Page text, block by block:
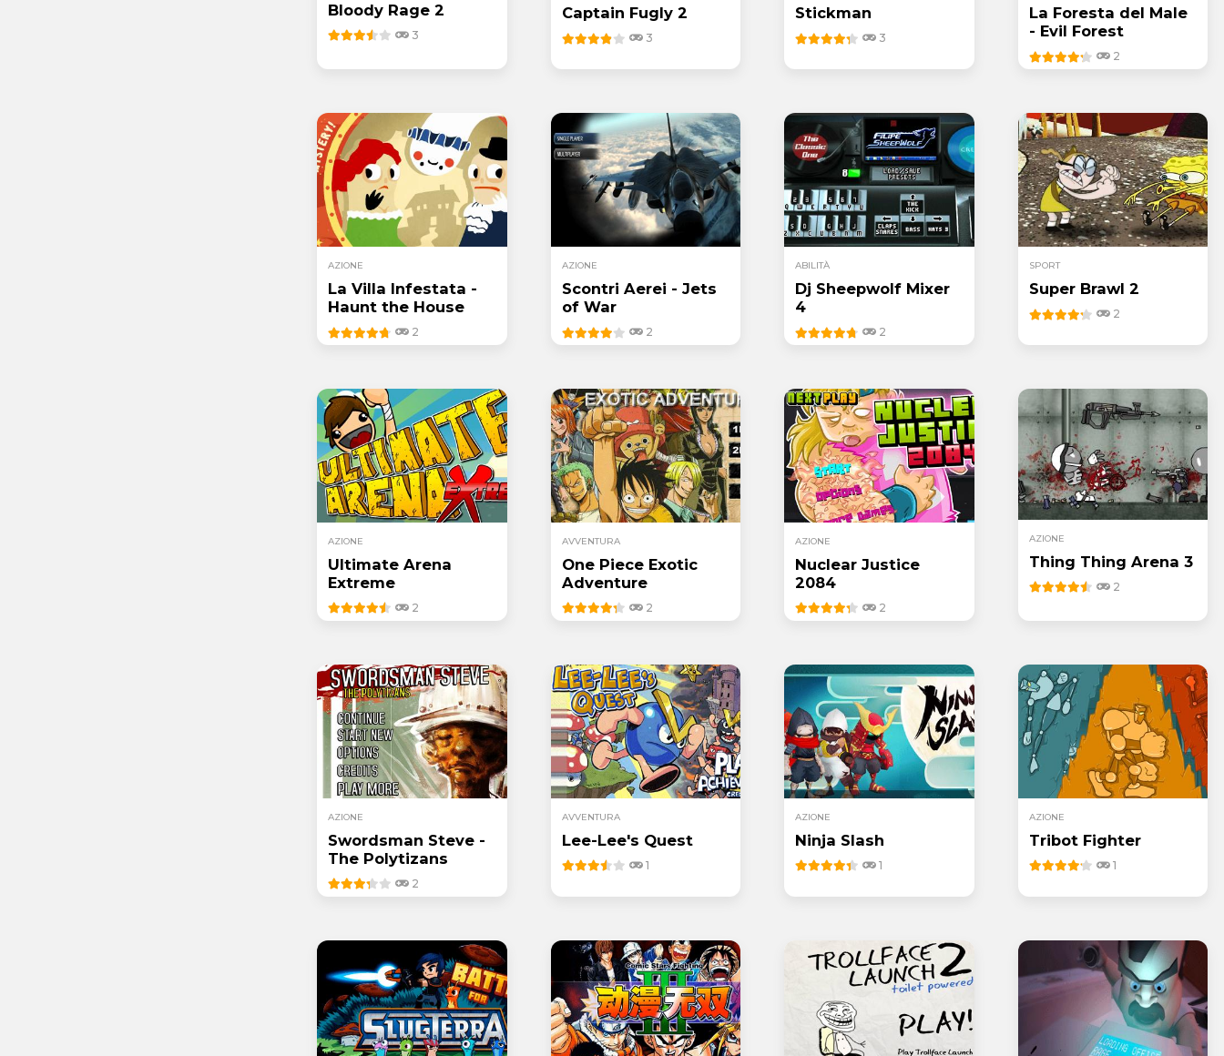
Bloody Rage 2
3
Captain Fugly 2
3
Stickman
3
La Foresta del Male
- Evil Forest
2
AZIONE
La Villa Infestata -
Haunt the House
2
AZIONE
Scontri Aerei - Jets
of War
2
ABILITÀ
Dj Sheepwolf Mixer
4
2
SPORT
Super Brawl 2
2
AZIONE
Ultimate Arena
Extreme
2
AVVENTURA
One Piece Exotic
Adventure
2
AZIONE
Nuclear Justice
2084
2
AZIONE
Thing Thing Arena 3
2
AZIONE
Swordsman Steve -
The Polytizans
2
AVVENTURA
Lee-Lee's Quest
1
AZIONE
Ninja Slash
1
AZIONE
Tribot Fighter
1